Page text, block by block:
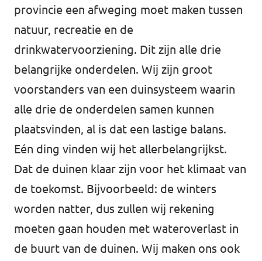
provincie een afweging moet maken tussen
natuur, recreatie en de
drinkwatervoorziening. Dit zijn alle drie
belangrijke onderdelen. Wij zijn groot
voorstanders van een duinsysteem waarin
alle drie de onderdelen samen kunnen
plaatsvinden, al is dat een lastige balans.
Eén ding vinden wij het allerbelangrijkst.
Dat de duinen klaar zijn voor het klimaat van
de toekomst. Bijvoorbeeld: de winters
worden natter, dus zullen wij rekening
moeten gaan houden met wateroverlast in
de buurt van de duinen. Wij maken ons ook